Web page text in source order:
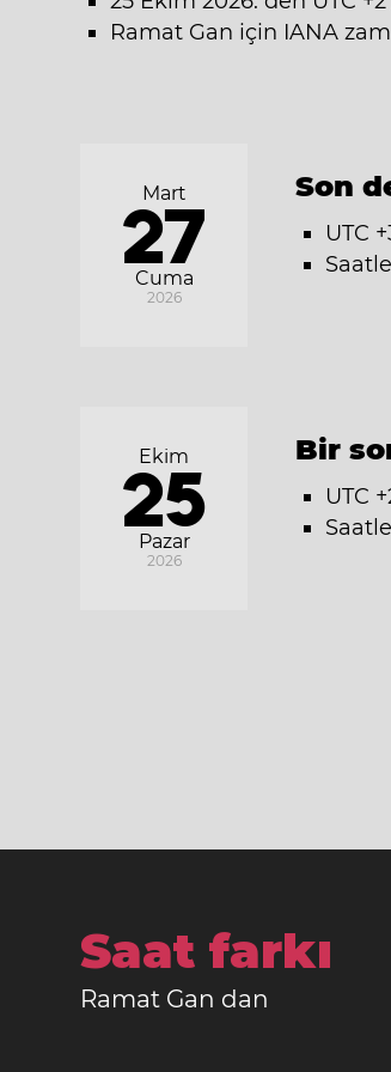
Ramat Gan için IANA
Cuma
Mart
27
2026
Son
UTC
Pazar
Ekim
25
2026
Bir
UTC
Saat farkı
Ramat Gan dan